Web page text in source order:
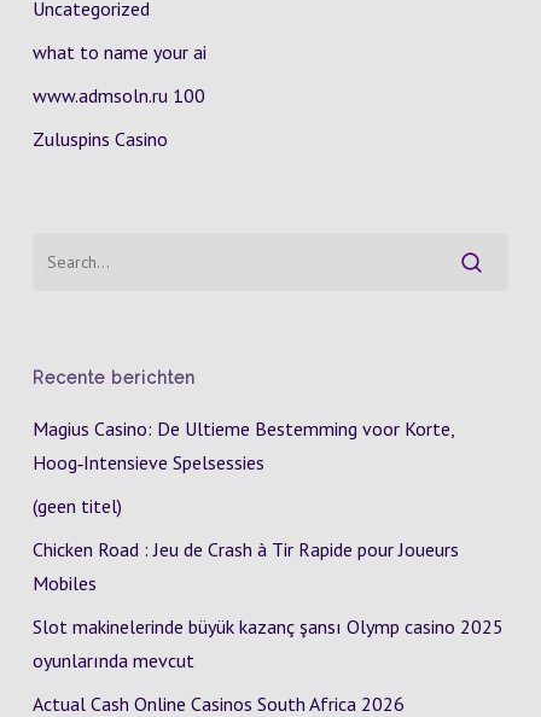
Uncategorized
what to name your ai
www.admsoln.ru 100
Zuluspins Casino
Recente berichten
Magius Casino: De Ultieme Bestemming voor Korte,
Hoog‑Intensieve Spelsessies
(geen titel)
Chicken Road : Jeu de Crash à Tir Rapide pour Joueurs
Mobiles
Slot makinelerinde büyük kazanç şansı Olymp casino 2025
oyunlarında mevcut
Actual Cash Online Casinos South Africa 2026